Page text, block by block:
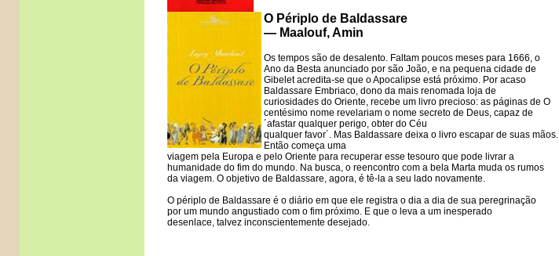
O Périplo de Baldassare
— Maalouf, Amin
Os tempos são de desalento. Faltam poucos meses para 1666, o
Ano da Besta anunciado por são João, e na pequena cidade de
Gibelet acredita-se que o Apocalipse está próximo. Por acaso
Baldassare Embriaco, dono da mais renomada loja de
curiosidades do Oriente, recebe um livro precioso: as páginas de O
centésimo nome revelariam o nome secreto de Deus, capaz de
´afastar qualquer perigo, obter do Céu
qualquer favor´. Mas Baldassare deixa o livro escapar de suas mãos.
Então começa uma
viagem pela Europa e pelo Oriente para recuperar esse tesouro que pode livrar a
humanidade do fim do mundo. Na busca, o reencontro com a bela Marta muda os rumos
da viagem. O objetivo de Baldassare, agora, é tê-la a seu lado novamente.
O périplo de Baldassare é o diário em que ele registra o dia a dia de sua peregrinação
por um mundo angustiado com o fim próximo. E que o leva a um inesperado
desenlace, talvez inconscientemente desejado.